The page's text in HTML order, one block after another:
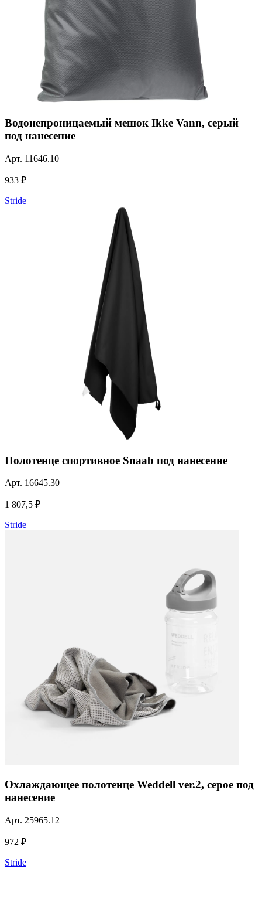
Водонепроницаемый мешок Ikke Vann, серый
под нанесение
Арт. 11646.10
933 ₽
Stride
Полотенце спортивное Snaab под нанесение
Арт. 16645.30
1 807,5 ₽
Stride
Охлаждающее полотенце Weddell ver.2, серое под
нанесение
Арт. 25965.12
972 ₽
Stride